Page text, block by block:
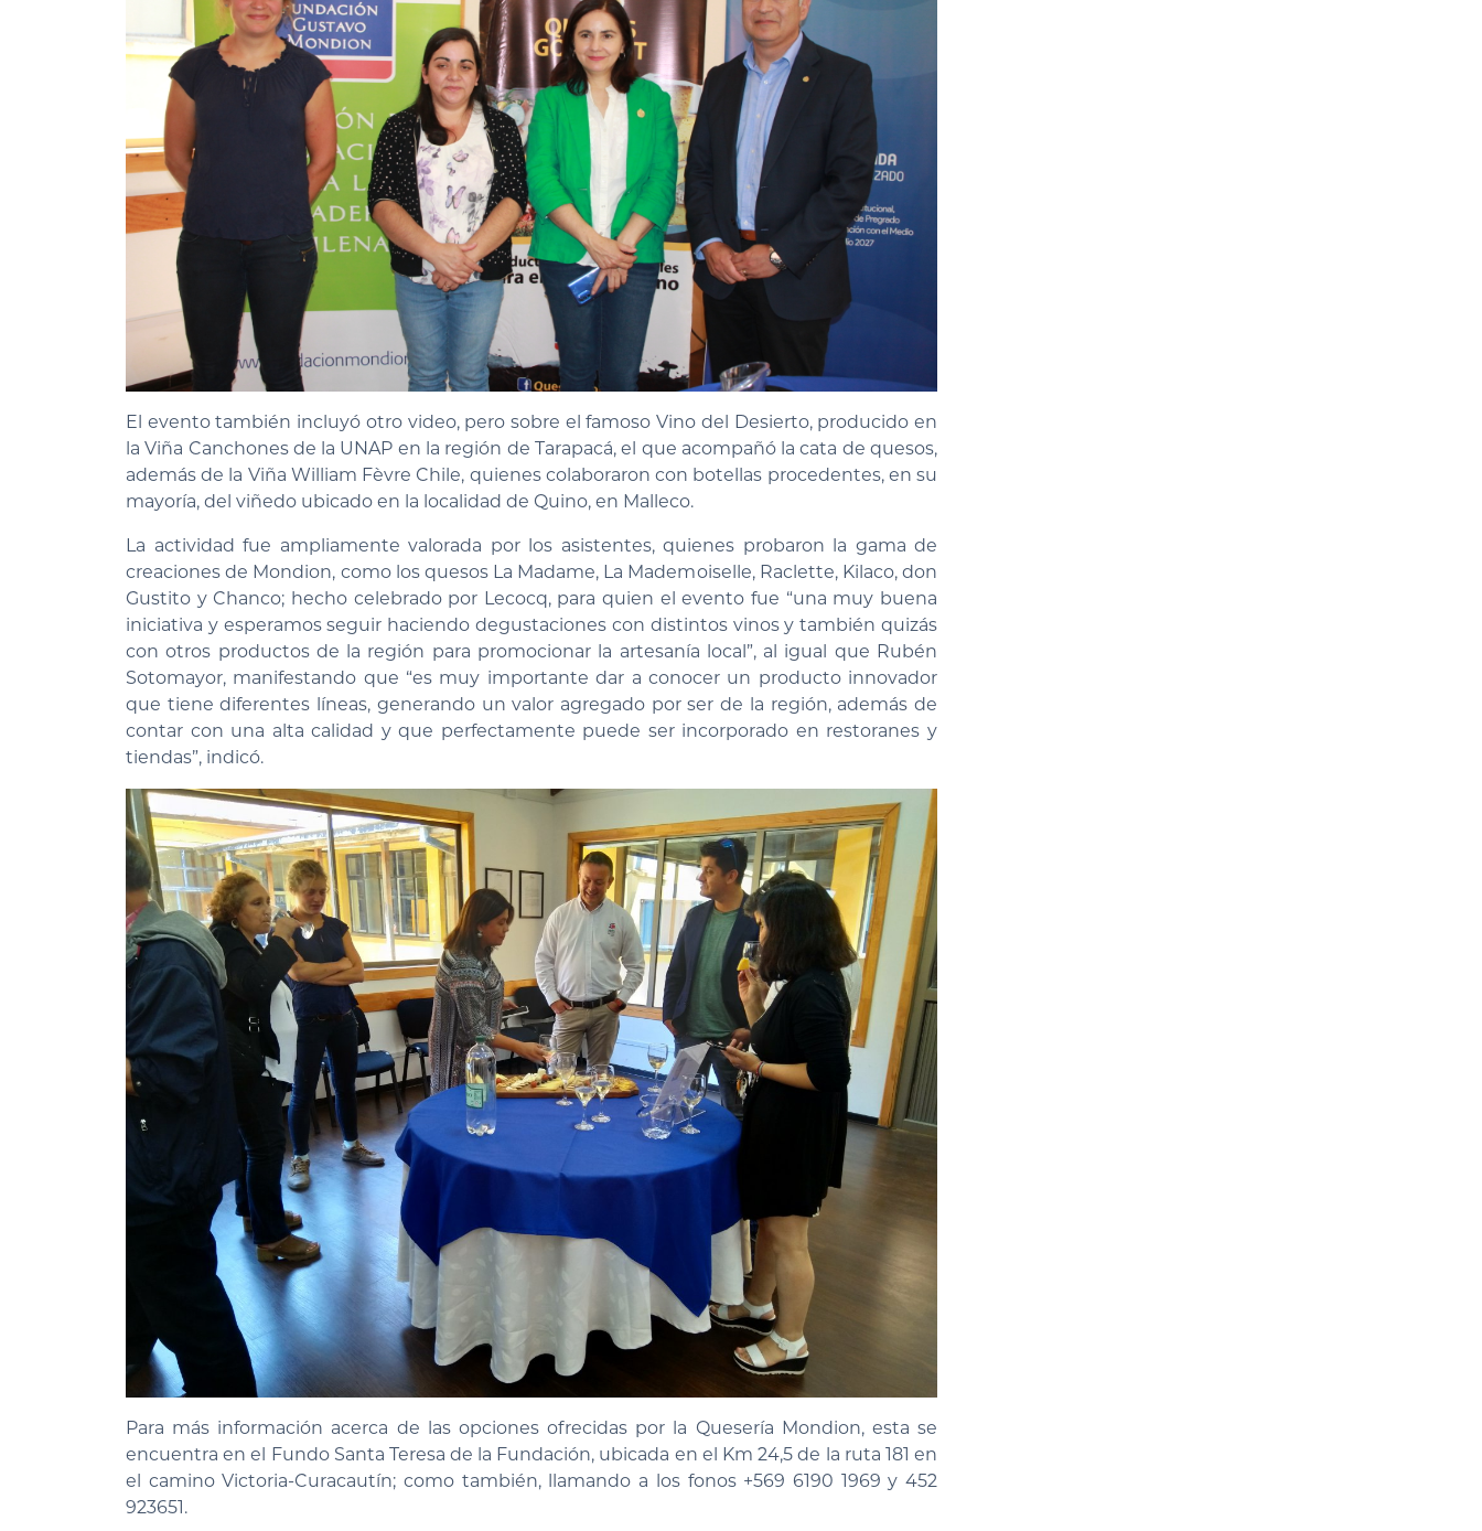
El evento también incluyó otro video, pero sobre el famoso Vino del Desierto, producido en
la Viña Canchones de la UNAP en la región de Tarapacá, el que acompañó la cata de quesos,
además de la Viña William Fèvre Chile, quienes colaboraron con botellas procedentes, en su
mayoría, del viñedo ubicado en la localidad de Quino, en Malleco.
La actividad fue ampliamente valorada por los asistentes, quienes probaron la gama de
creaciones de Mondion, como los quesos La Madame, La Mademoiselle, Raclette, Kilaco, don
Gustito y Chanco; hecho celebrado por Lecocq, para quien el evento fue “una muy buena
iniciativa y esperamos seguir haciendo degustaciones con distintos vinos y también quizás
con otros productos de la región para promocionar la artesanía local”, al igual que Rubén
Sotomayor, manifestando que “es muy importante dar a conocer un producto innovador
que tiene diferentes líneas, generando un valor agregado por ser de la región, además de
contar con una alta calidad y que perfectamente puede ser incorporado en restoranes y
tiendas”, indicó.
Para más información acerca de las opciones ofrecidas por la Quesería Mondion, esta se
encuentra en el Fundo Santa Teresa de la Fundación, ubicada en el Km 24,5 de la ruta 181 en
el camino Victoria-Curacautín; como también, llamando a los fonos +569 6190 1969 y 452
923651.